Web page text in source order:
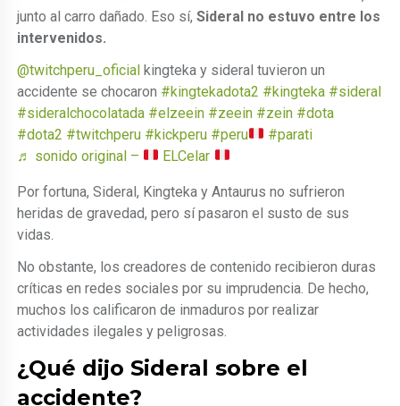
junto al carro dañado. Eso sí,Sideral no estuvo entre los
intervenidos.
@twitchperu_oficial kingteka y sideral tuvieron un
accidente se chocaron #kingtekadota2 #kingteka #sideral
#sideralchocolatada #elzeein #zeein #zein #dota
#dota2 #twitchperu #kickperu #peru
#parati
♬ sonido original –
ELCelar
Por fortuna, Sideral, Kingteka y Antaurus no sufrieron
heridas de gravedad, pero sí pasaron el susto de sus
vidas.
No obstante, los creadores de contenido recibieron duras
críticas en redes sociales por su imprudencia. De hecho,
muchos los calificaron de inmaduros por realizar
actividades ilegales y peligrosas.
¿Qué dijo Sideral sobre el
accidente?